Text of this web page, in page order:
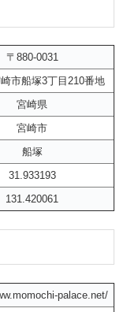
〒880-0031
市船塚3丁目210番地
宮崎県
宮崎市
船塚
31.933193
131.420061
palace.net/